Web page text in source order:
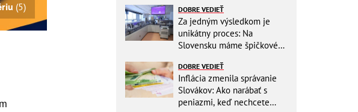
(5) DOBRE VEDIEŤ
Za jedným výsledkom je
unikátny proces: Na
Slovensku máme špičkové
DOBRE VEDIEŤ
Inflácia zmenila správanie
Slovákov: Ako narábať s
peniazmi, keď nechcete